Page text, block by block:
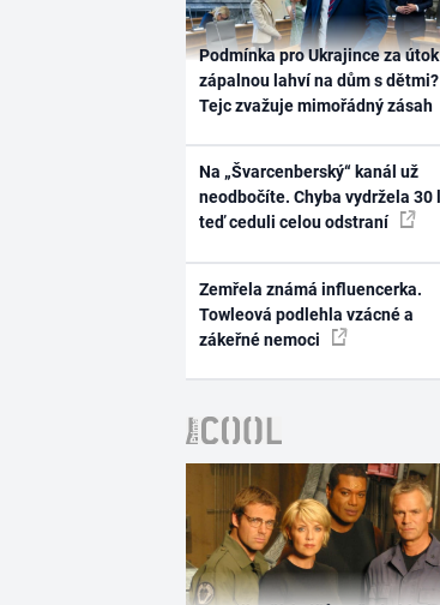
Podmínka pro Ukrajince za útok
zápalnou lahví na dům s dětmi?
Tejc zvažuje mimořádný zásah
Na „Švarcenberský“ kanál už
neodbočíte. Chyba vydržela 30
teď ceduli celou odstraní
Zemřela známá influencerka.
Towleová podlehla vzácné a
zákeřné nemoci